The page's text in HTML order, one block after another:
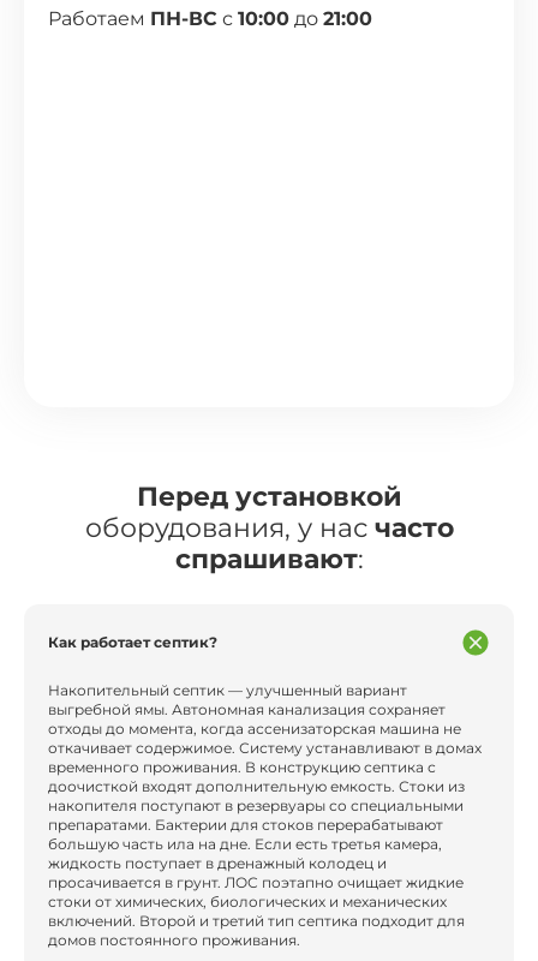
Работаем ПН-ВС с 10:00 до 21:00
Перед установкой
оборудования, у нас часто
спрашивают:
Как работает септик?
Накопительный септик — улучшенный вариант
выгребной ямы. Автономная канализация сохраняет
отходы до момента, когда ассенизаторская машина не
откачивает содержимое. Систему устанавливают в домах
временного проживания. В конструкцию септика с
доочисткой входят дополнительную емкость. Стоки из
накопителя поступают в резервуары со специальными
препаратами. Бактерии для стоков перерабатывают
большую часть ила на дне. Если есть третья камера,
жидкость поступает в дренажный колодец и
просачивается в грунт. ЛОС поэтапно очищает жидкие
стоки от химических, биологических и механических
включений. Второй и третий тип септика подходит для
домов постоянного проживания.